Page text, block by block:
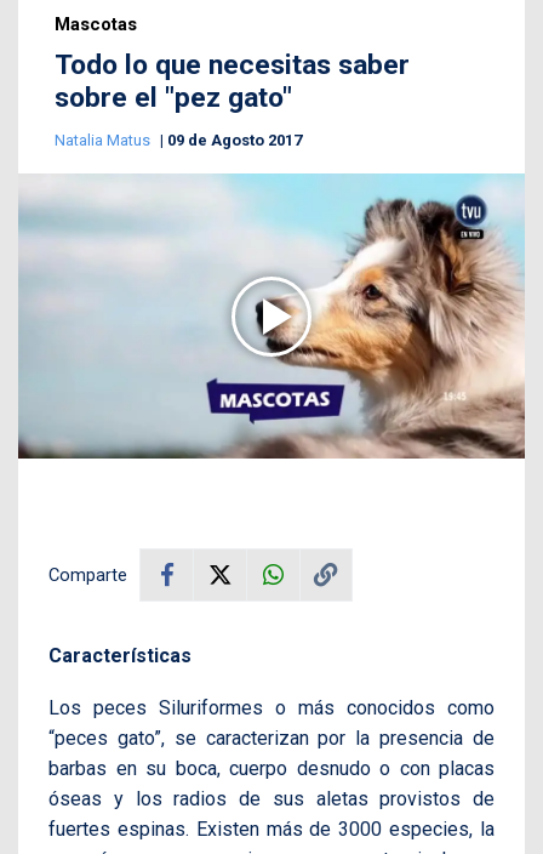
Mascotas
Todo lo que necesitas saber
sobre el "pez gato"
Natalia Matus 09 de Agosto 2017
Comparte
Características
Los peces Siluriformes o más conocidos como
“peces gato”, se caracterizan por la presencia de
barbas en su boca, cuerpo desnudo o con placas
óseas y los radios de sus aletas provistos de
fuertes espinas. Existen más de 3000 especies, la